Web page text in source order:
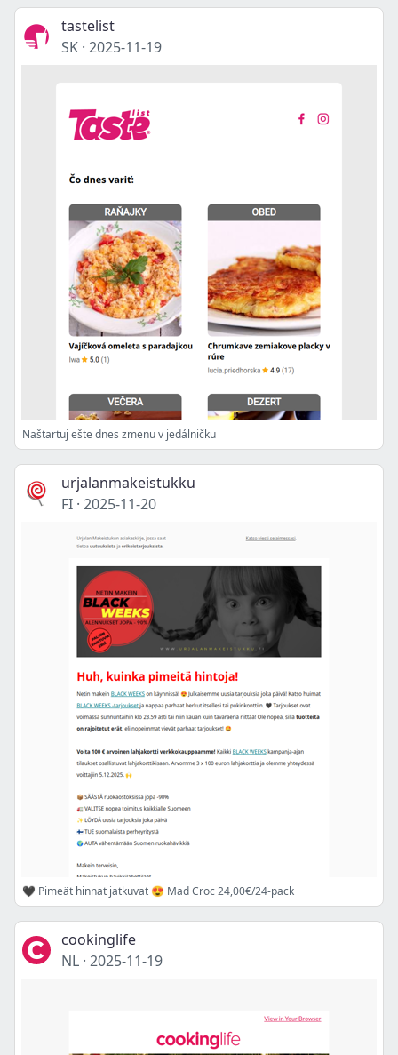
tastelist
SK · 2025-11-19
Naštartuj ešte dnes zmenu v jedálničku
urjalanmakeistukku
FI · 2025-11-20
🖤 Pimeät hinnat jatkuvat 😍 Mad Croc 24,00€/24-pack
cookinglife
NL · 2025-11-19